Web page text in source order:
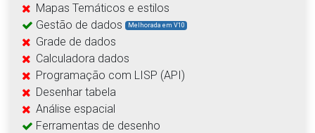
Mapas Temáticos e estilos
Gestão de dados
Melhorada em V10
Grade de dados
Calculadora dados
Programação com LISP (API)
Desenhar tabela
Análise espacial
Ferramentas de desenho